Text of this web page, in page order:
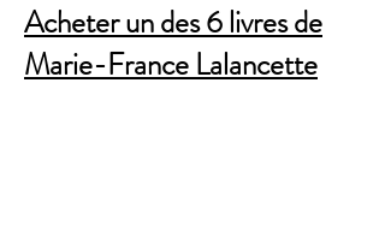
Acheter un des 6 livres de
Marie-France Lalancette